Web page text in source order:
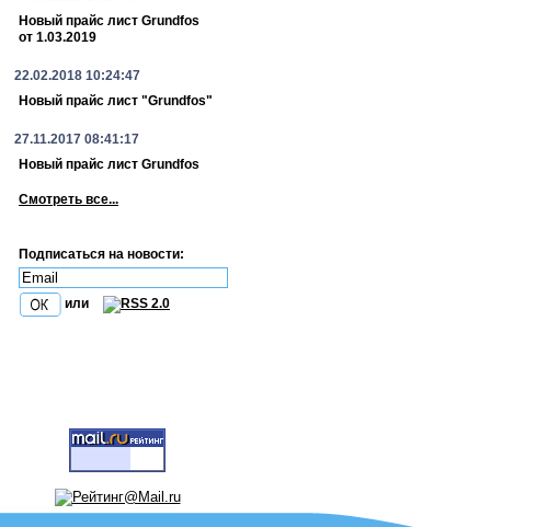
Новый прайс лист Grundfos
от 1.03.2019
22.02.2018 10:24:47
Новый прайс лист "Grundfos"
27.11.2017 08:41:17
Новый прайс лист Grundfos
Смотреть все...
Подписаться на новости:
или